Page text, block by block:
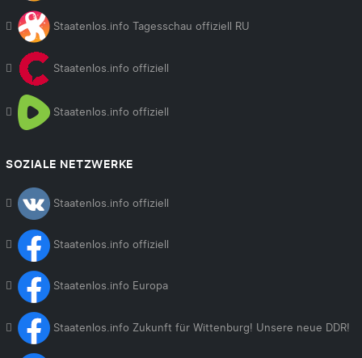
Staatenlos.info Tagesschau offiziell RU
Staatenlos.info offiziell
Staatenlos.info offiziell
SOZIALE NETZWERKE
Staatenlos.info offiziell
Staatenlos.info offiziell
Staatenlos.info Europa
Staatenlos.info Zukunft für Wittenburg! Unsere neue DDR!